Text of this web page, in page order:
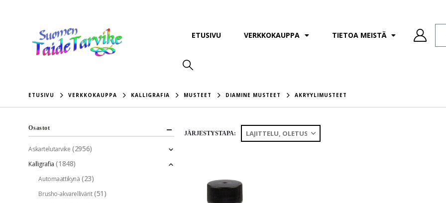
ETUSIVU VERKKOKAUPPA TIETOA MEISTÄ
ETUSIVU VERKKOKAUPPA KALLIGRAFIA MUSTEET DIAMINE MUSTEET AKRYYLIMUSTEET
JÄRJESTYSTAPA:
Osastot
Askartelutarvike (2956)
Kalligrafia (1848)
Automaattikynä (23)
Brusho-akvarellivärit (51)